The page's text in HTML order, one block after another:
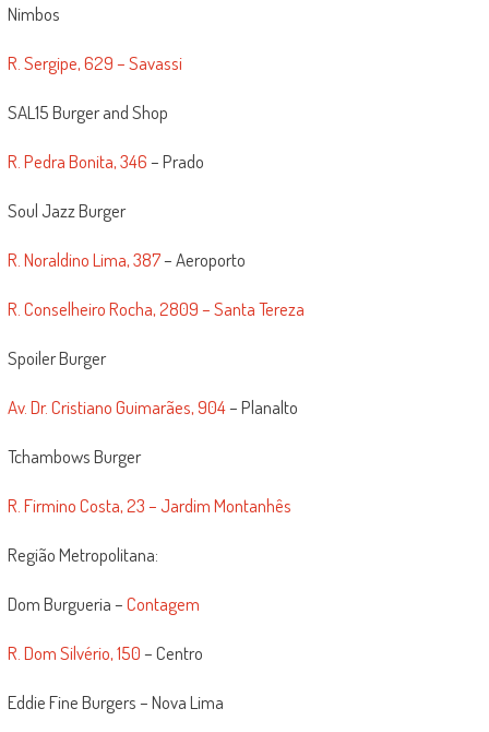
Nimbos
R. Sergipe, 629 – Savassi
SAL15 Burger and Shop
R. Pedra Bonita, 346– Prado
Soul Jazz Burger
R. Noraldino Lima, 387– Aeroporto
R. Conselheiro Rocha, 2809 – Santa Tereza
Spoiler Burger
Av. Dr. Cristiano Guimarães, 904– Planalto
Tchambows Burger
R. Firmino Costa, 23 – Jardim Montanhês
Região Metropolitana:
Dom Burgueria –Contagem
R. Dom Silvério, 150– Centro
Eddie Fine Burgers – Nova Lima